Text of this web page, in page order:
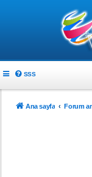
SSS
Ana sayfa